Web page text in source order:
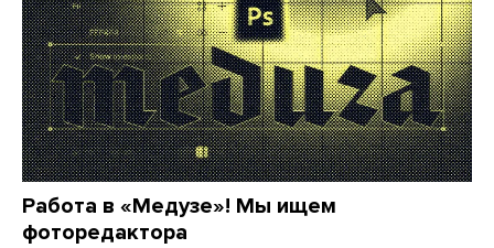
Работа в «Медузе»! Мы ищем
фоторедактора